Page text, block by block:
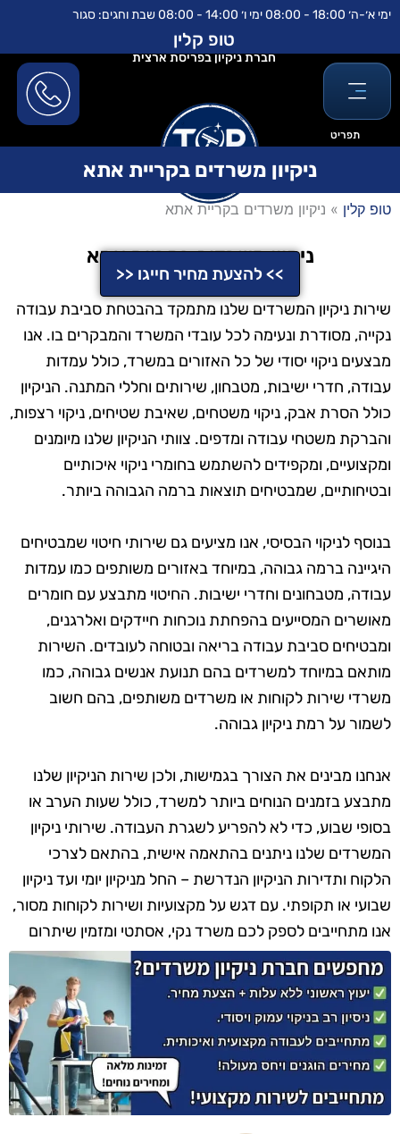
לתוכן
דילוג
ימי א׳-ה׳ 18:00 - 08:00 ימי ו׳ 14:00 - 08:00 שבת וחגים: סגור
תפריט
טופ קלין
חברת ניקיון בפריסת ארצית
ניקיון משרדים בקריית אתא
טופ קלין » ניקיון משרדים בקריית אתא
ניקיון משרדים בקריית אתא
>> להצעת מחיר חייגו <<
שירות ניקיון המשרדים שלנו מתמקד בהבטחת סביבת עבודה
נקייה, מסודרת ונעימה לכל עובדי המשרד והמבקרים בו. אנו
מבצעים ניקוי יסודי של כל האזורים במשרד, כולל עמדות
עבודה, חדרי ישיבות, מטבחון, שירותים וחללי המתנה. הניקיון
כולל הסרת אבק, ניקוי משטחים, שאיבת שטיחים, ניקוי רצפות,
והברקת משטחי עבודה ומדפים. צוותי הניקיון שלנו מיומנים
ומקצועיים, ומקפידים להשתמש בחומרי ניקוי איכותיים
ובטיחותיים, שמבטיחים תוצאות ברמה הגבוהה ביותר.
בנוסף לניקוי הבסיסי, אנו מציעים גם שירותי חיטוי שמבטיחים
היגיינה ברמה גבוהה, במיוחד באזורים משותפים כמו עמדות
עבודה, מטבחונים וחדרי ישיבות. החיטוי מתבצע עם חומרים
מאושרים המסייעים בהפחתת נוכחות חיידקים ואלרגנים,
ומבטיחים סביבת עבודה בריאה ובטוחה לעובדים. השירות
מותאם במיוחד למשרדים בהם תנועת אנשים גבוהה, כמו
משרדי שירות לקוחות או משרדים משותפים, בהם חשוב
לשמור על רמת ניקיון גבוהה.
אנחנו מבינים את הצורך בגמישות, ולכן שירות הניקיון שלנו
מתבצע בזמנים הנוחים ביותר למשרד, כולל שעות הערב או
בסופי שבוע, כדי לא להפריע לשגרת העבודה. שירותי ניקיון
המשרדים שלנו ניתנים בהתאמה אישית, בהתאם לצרכי
הלקוח ותדירות הניקיון הנדרשת – החל מניקיון יומי ועד ניקיון
שבועי או תקופתי. עם דגש על מקצועיות ושירות לקוחות מסור,
אנו מתחייבים לספק לכם משרד נקי, אסתטי ומזמין שיתרום
לתחושת הרווחה והנוחות של כל עובד ומבקר.